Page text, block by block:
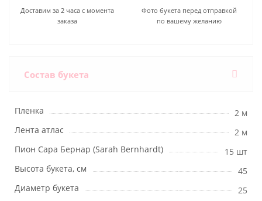
Доставим за 2 часа с момента
заказа
Фото букета перед отправкой
по вашему желанию
Состав букета
Пленка
2 м
Лента атлас
2 м
Пион Сара Бернар (Sarah Bernhardt)
15 шт
Высота букета, см
45
Диаметр букета
25